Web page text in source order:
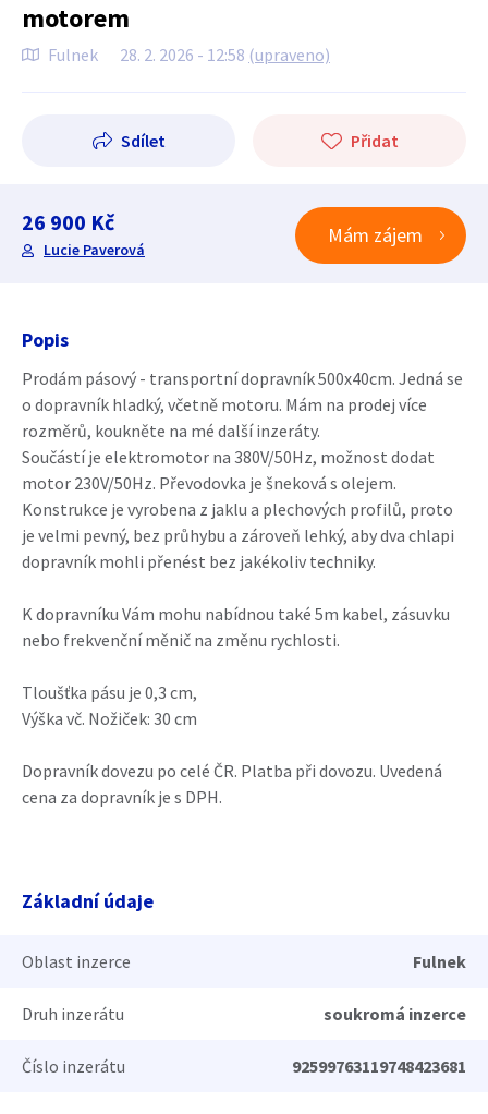
motorem
Fulnek 28. 2. 2026 - 12:58 (upraveno)
Sdílet Přidat
26 900 Kč
Lucie Paverová
Mám zájem
Popis
Prodám pásový - transportní dopravník 500x40cm. Jedná se
o dopravník hladký, včetně motoru. Mám na prodej více
rozměrů, koukněte na mé další inzeráty.
Součástí je elektromotor na 380V/50Hz, možnost dodat
motor 230V/50Hz. Převodovka je šneková s olejem.
Konstrukce je vyrobena z jaklu a plechových profilů, proto
je velmi pevný, bez průhybu a zároveň lehký, aby dva chlapi
dopravník mohli přenést bez jakékoliv techniky.
K dopravníku Vám mohu nabídnou také 5m kabel, zásuvku
nebo frekvenční měnič na změnu rychlosti.
Tloušťka pásu je 0,3 cm,
Výška vč. Nožiček: 30 cm
Dopravník dovezu po celé ČR. Platba při dovozu. Uvedená
cena za dopravník je s DPH.
Základní údaje
Oblast inzerce Fulnek
Druh inzerátu soukromá inzerce
Číslo inzerátu 92599763119748423681